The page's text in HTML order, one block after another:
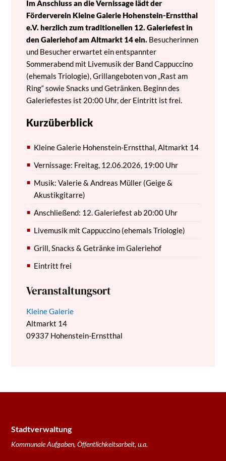
Im Anschluss an die Vernissage lädt der
Förderverein Kleine Galerie Hohenstein-Ernstthal
e.V. herzlich zum traditionellen 12. Galeriefest in
den Galeriehof am Altmarkt 14 ein. Besucherinnen
und Besucher erwartet ein entspannter
Sommerabend mit Livemusik der Band Cappuccino
(ehemals Triologie), Grillangeboten von „Rast am
Ring“ sowie Snacks und Getränken. Beginn des
Galeriefestes ist 20:00 Uhr, der Eintritt ist frei.
Kurzüberblick
Kleine Galerie Hohenstein-Ernstthal, Altmarkt 14
Vernissage: Freitag, 12.06.2026, 19:00 Uhr
Musik: Valerie & Andreas Müller (Geige &
Akustikgitarre)
Anschließend: 12. Galeriefest ab 20:00 Uhr
Livemusik mit Cappuccino (ehemals Triologie)
Grill, Snacks & Getränke im Galeriehof
Eintritt frei
Veranstaltungsort
Kleine Galerie
Altmarkt 14
09337 Hohenstein-Ernstthal
Stadtverwaltung
Kommunale Aufgaben, Öffentlichkeitsarbeit, u.a.